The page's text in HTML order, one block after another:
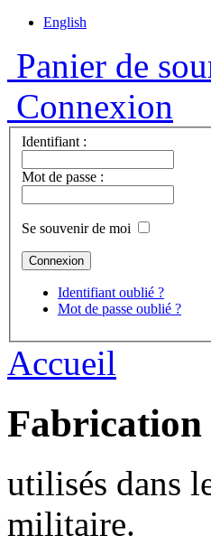
English
Panier de
Connexion
Identifiant :
Mot de passe :
Se souvenir de moi
Identifiant oublié ?
Mot de passe oublié ?
Accueil
utilisés dans
militaire.